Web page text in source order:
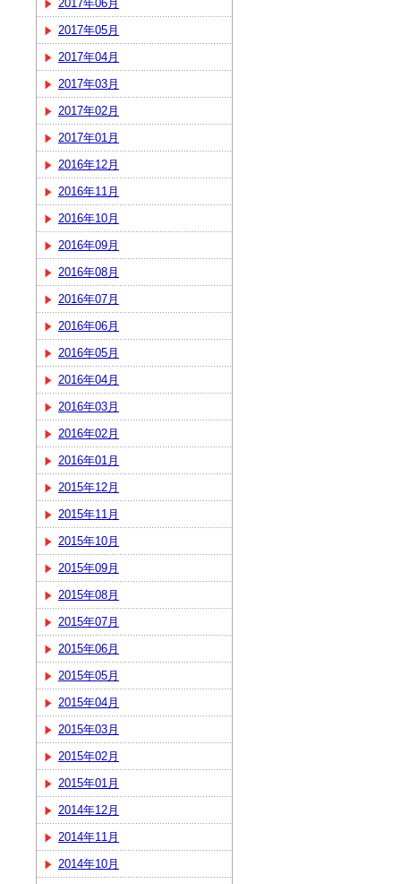
2017年06月
2017年05月
2017年04月
2017年03月
2017年02月
2017年01月
2016年12月
2016年11月
2016年10月
2016年09月
2016年08月
2016年07月
2016年06月
2016年05月
2016年04月
2016年03月
2016年02月
2016年01月
2015年12月
2015年11月
2015年10月
2015年09月
2015年08月
2015年07月
2015年06月
2015年05月
2015年04月
2015年03月
2015年02月
2015年01月
2014年12月
2014年11月
2014年10月